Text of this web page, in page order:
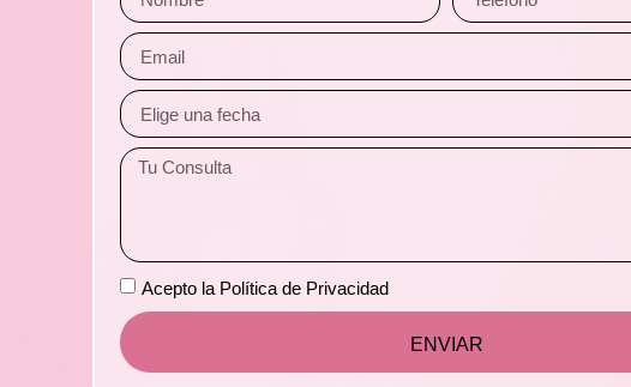
Acepto la Política de Privacidad
ENVIAR